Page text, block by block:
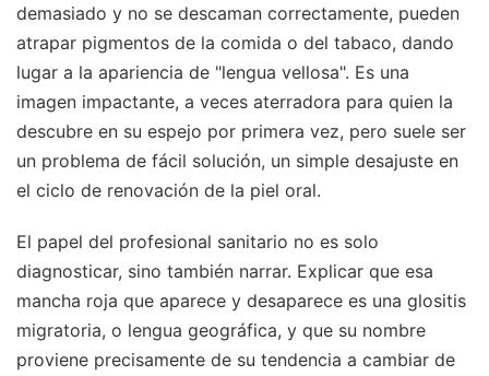
demasiado y no se descaman correctamente, pueden
atrapar pigmentos de la comida o del tabaco, dando
lugar a la apariencia de "lengua vellosa". Es una
imagen impactante, a veces aterradora para quien la
descubre en su espejo por primera vez, pero suele ser
un problema de fácil solución, un simple desajuste en
el ciclo de renovación de la piel oral.
El papel del profesional sanitario no es solo
diagnosticar, sino también narrar. Explicar que esa
mancha roja que aparece y desaparece es una glositis
migratoria, o lengua geográfica, y que su nombre
proviene precisamente de su tendencia a cambiar de